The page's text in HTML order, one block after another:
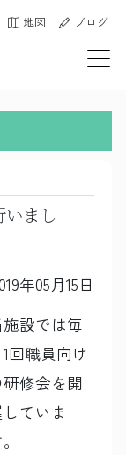
地図 ブログ
まし
年05月15日
施設では毎
1回職員向け
研修会を開
ていま